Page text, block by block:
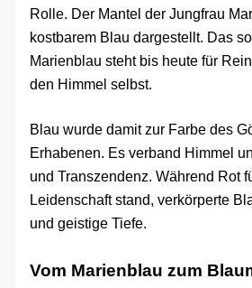
Rolle. Der Mantel der Jungfrau
kostbarem Blau dargestellt. Das
Marienblau steht bis heute für
den Himmel selbst.
Blau wurde damit zur Farbe des
Erhabenen. Es verband Himmel
und Transzendenz. Während Rot
Leidenschaft stand, verkörperte
und geistige Tiefe.
Vom Marienblau zum